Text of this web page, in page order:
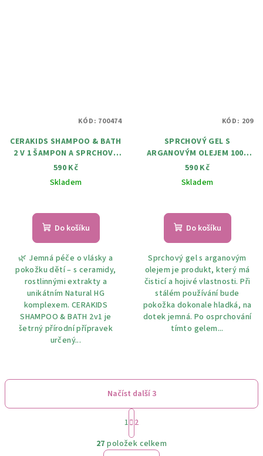
CERAKIDS SHAMPOO & BATH
2 V 1 ŠAMPON A SPRCHOVÝ
GEL PRO DĚTI 350 ML
590 Kč
Skladem
Do košíku
🌿 Jemná péče o vlásky a
pokožku dětí – s ceramidy,
rostlinnými extrakty a
unikátním Natural HG
komplexem. CERAKIDS
SHAMPOO & BATH 2v1 je
šetrný přírodní přípravek
určený...
KÓD: 700474
SPRCHOVÝ GEL S
ARGANOVÝM OLEJEM 1000
ML
590 Kč
Skladem
Do košíku
Sprchový gel s arganovým
olejem je produkt, který má
čisticí a hojivé vlastnosti. Při
stálém používání bude
pokožka dokonale hladká, na
dotek jemná. Po osprchování
tímto gelem...
KÓD: 209
O
v
Načíst další 3
S
t
r
á
1 2
27 položek celkem